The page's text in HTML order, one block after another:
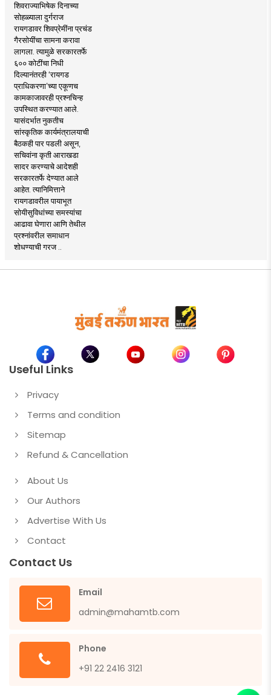
शिवराज्याभिषेक दिनाच्या
सोहळ्याला दुर्गराज
रायगडावर शिवप्रेमींना प्रचंड
गैरसोयींचा सामना करावा
लागला. त्यामुळे सरकारतर्फे
६०० कोटींचा निधी
दिल्यानंतरही ‘रायगड
प्राधिकरणा’च्या एकूणच
कामकाजावरही प्रश्नचिन्ह
उपस्थित करण्यात आले.
यासंदर्भात नुकतीच
सांस्कृतिक कार्यमंत्रालयाची
बैठकही पार पडली असून,
सचिवांना कृती आराखडा
सादर करण्याचे आदेशही
सरकारतर्फे देण्यात आले
आहेत. त्यानिमित्ताने
रायगडावरील पायाभूत
सोयीसुविधांच्या समस्यांचा
आढावा घेणारा आणि तेथील
प्रश्नांवरील समाधान
शोधण्याची गरज ..
Useful Links
Privacy
Terms and condition
Sitemap
Refund & Cancellation
About Us
Our Authors
Advertise With Us
Contact
Contact Us
Email
admin@mahamtb.com
Phone
+91 22 2416 3121